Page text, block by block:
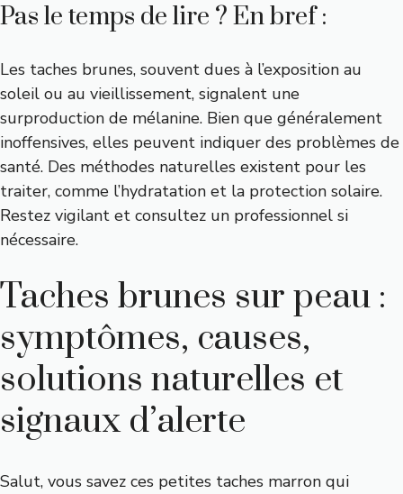
Pas le temps de lire ? En bref :
Les taches brunes, souvent dues à l’exposition au
soleil ou au vieillissement, signalent une
surproduction de mélanine. Bien que généralement
inoffensives, elles peuvent indiquer des problèmes de
santé. Des méthodes naturelles existent pour les
traiter, comme l’hydratation et la protection solaire.
Restez vigilant et consultez un professionnel si
nécessaire.
Taches brunes sur peau :
symptômes, causes,
solutions naturelles et
signaux d’alerte
Salut, vous savez ces petites taches marron qui